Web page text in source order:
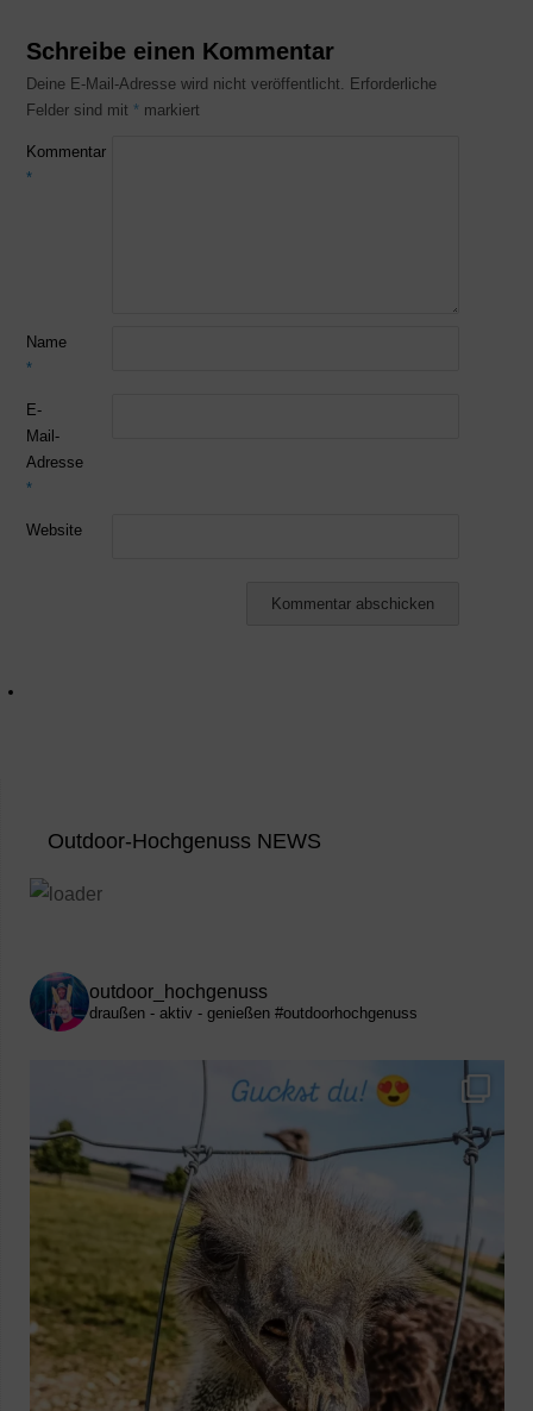
Schreibe einen Kommentar
Deine E-Mail-Adresse wird nicht veröffentlicht. Erforderliche
Felder sind mit * markiert
Kommentar
*
Name
*
E-
Mail-
Adresse
*
Website
Outdoor-Hochgenuss NEWS
outdoor_hochgenuss
draußen - aktiv - genießen #outdoorhochgenuss